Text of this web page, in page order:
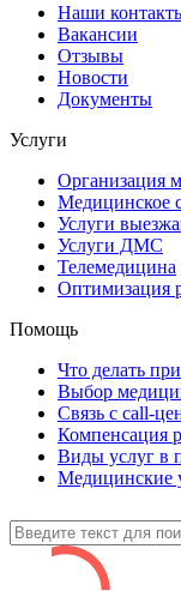
Наши
Вакансии
Отзывы
Новости
Документы
Услуги
Организация
Медицинское
Услуги
Услуги ДМС
Телемедицина
Оптимизация
Помощь
Что делать
Выбор
Связь с сall-
Компенсация
Виды услуг в
Медицинские